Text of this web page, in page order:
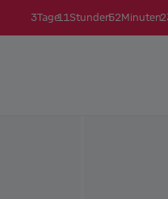
3Tage11Stunden52Minuten